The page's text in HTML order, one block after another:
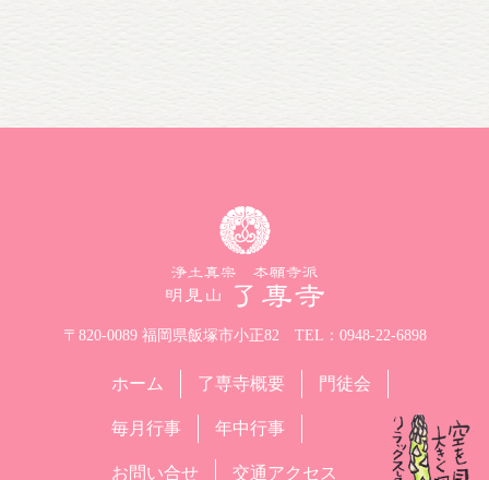
〒820-0089 福岡県飯塚市小正82 TEL：0948-22-6898
ホーム 了専寺概要 門徒会
毎月行事 年中行事
お問い合せ 交通アクセス